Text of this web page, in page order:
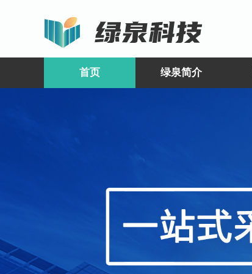
首页 绿泉简介